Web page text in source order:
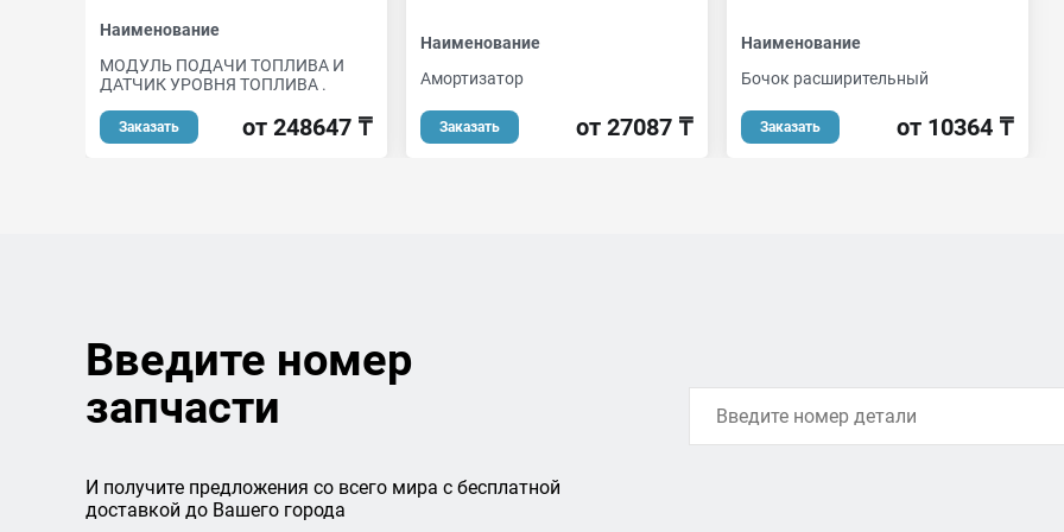
Наименование
МОДУЛЬ ПОДАЧИ ТОПЛИВА И
ДАТЧИК УРОВНЯ ТОПЛИВА .
Заказать от 248647 ₸
Наименование
Амортизатор
Заказать от 27087 ₸
Наименование
Бочок расширительный
Заказать от 10364 ₸
Введите номер
запчасти
И получите предложения со всего мира с бесплатной
доставкой до Вашего города